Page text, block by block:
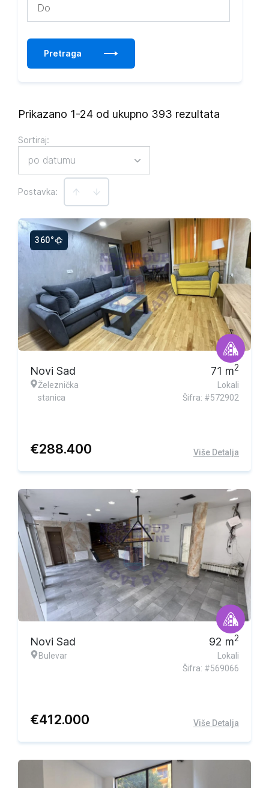
Pretraga
Prikazano 1-24 od ukupno 393 rezultata
Postavka:
Sortiraj:
po datumu
360°
Novi Sad
Železnička
stanica
71 m2
Lokali
Šifra: #572902
€288.400 Više Detalja
Novi Sad
Bulevar
92 m2
Lokali
Šifra: #569066
€412.000 Više Detalja